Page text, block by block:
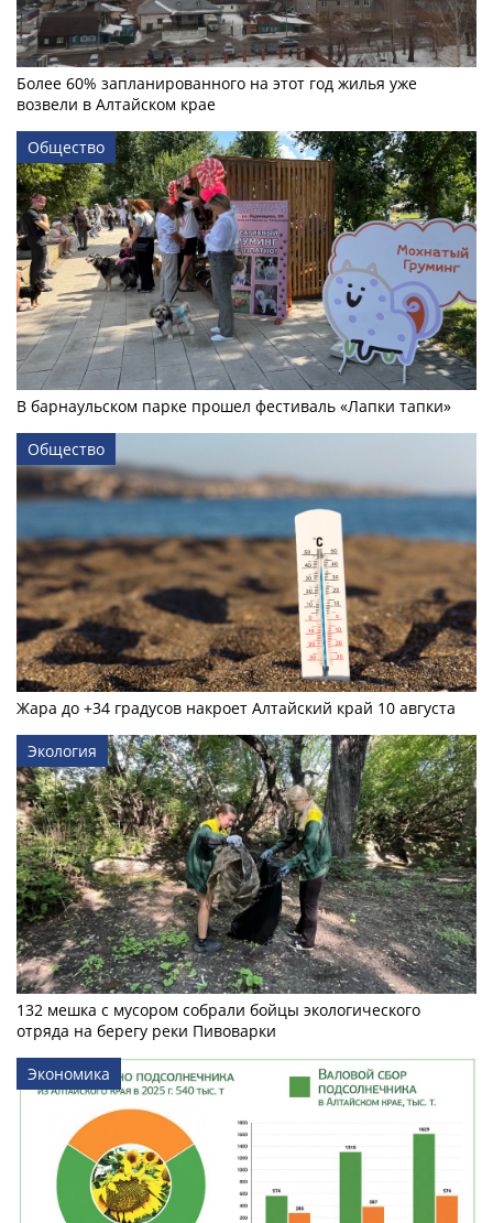
Более 60% запланированного на этот год жилья уже
возвели в Алтайском крае
Общество
В барнаульском парке прошел фестиваль «Лапки тапки»
Общество
Жара до +34 градусов накроет Алтайский край 10 августа
Экология
132 мешка с мусором собрали бойцы экологического
отряда на берегу реки Пивоварки
Экономика